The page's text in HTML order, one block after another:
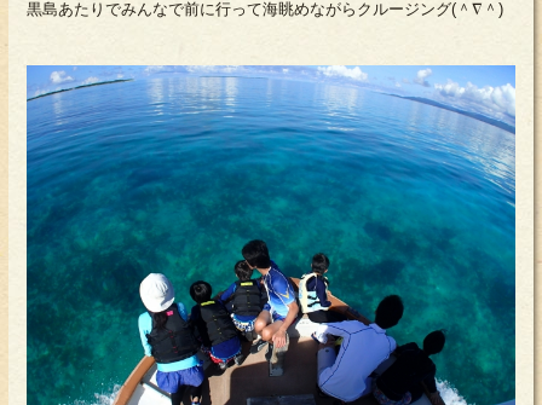
黒島あたりでみんなで前に行って海眺めながらクルージング(＾∇＾)